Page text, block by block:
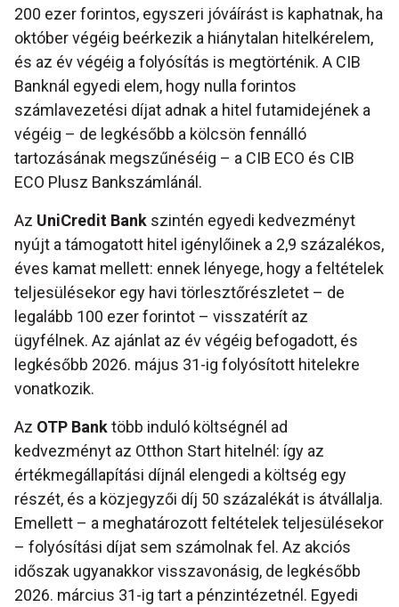
200 ezer forintos, egyszeri jóváírást is kaphatnak, ha
október végéig beérkezik a hiánytalan hitelkérelem,
és az év végéig a folyósítás is megtörténik. A CIB
Banknál egyedi elem, hogy nulla forintos
számlavezetési díjat adnak a hitel futamidejének a
végéig – de legkésőbb a kölcsön fennálló
tartozásának megszűnéséig – a CIB ECO és CIB
ECO Plusz Bankszámlánál.
Az UniCredit Bank szintén egyedi kedvezményt
nyújt a támogatott hitel igénylőinek a 2,9 százalékos,
éves kamat mellett: ennek lényege, hogy a feltételek
teljesülésekor egy havi törlesztőrészletet – de
legalább 100 ezer forintot – visszatérít az
ügyfélnek. Az ajánlat az év végéig befogadott, és
legkésőbb 2026. május 31-ig folyósított hitelekre
vonatkozik.
Az OTP Banktöbb induló költségnél ad
kedvezményt az Otthon Start hitelnél: így az
értékmegállapítási díjnál elengedi a költség egy
részét, és a közjegyzői díj 50 százalékát is átvállalja.
Emellett – a meghatározott feltételek teljesülésekor
– folyósítási díjat sem számolnak fel. Az akciós
időszak ugyanakkor visszavonásig, de legkésőbb
2026. március 31-ig tart a pénzintézetnél. Egyedi